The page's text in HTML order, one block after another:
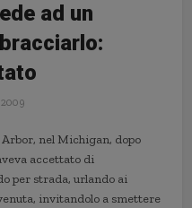
ad un
nel Michigan, dopo
accettato di
per strada, urlando ai
invitandolo a smettere